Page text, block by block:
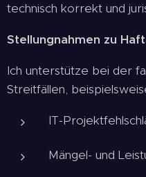
technisch korrekt und
Stellungnahmen zu
Ich unterstütze bei der
Streitfällen,
IT-
Mängel- und